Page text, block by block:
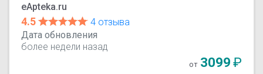
eApteka.ru
4.5
4 отзыва
Дата обновления
более недели назад
от 3099₽